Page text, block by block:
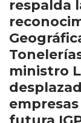
respalda
ministro